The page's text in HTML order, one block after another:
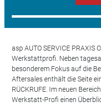
asp AUTO SERVICE
Werkstattprofi. Neben
besonderem Fokus auf die
Aftersales enthält die Seite
RÜCKRUFE. Im neuen
Werkstatt-Profi einen